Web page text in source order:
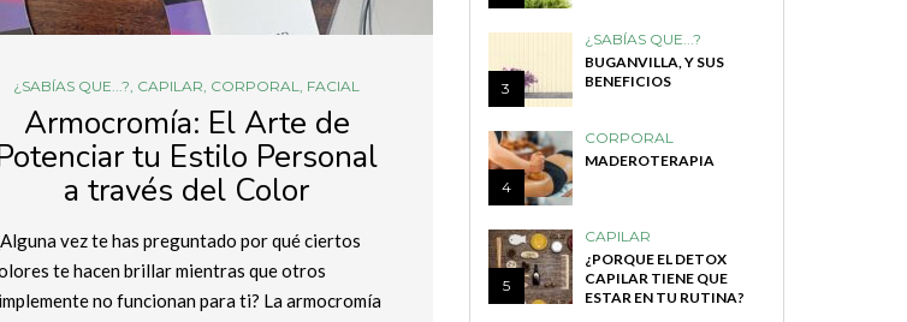
¿SABÍAS QUE...? CAPILAR CORPORAL FACIAL
Armocromía: El Arte de
tu Estilo Personal
a través del Color
vez te has preguntado por qué ciertos
te hacen brillar mientras que otros
no funcionan para ti? La armocromía
3
¿SABÍAS QUE...?
BUGANVILLA, Y SUS
BENEFICIOS
4
CORPORAL
MADEROTERAPIA
5
CAPILAR
¿PORQUE EL DETOX
CAPILAR TIENE QUE
ESTAR EN TU RUTINA?